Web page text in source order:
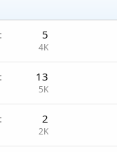
5
4K
13
5K
2
2K